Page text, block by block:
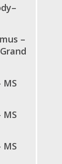
–
MS
MS
MS